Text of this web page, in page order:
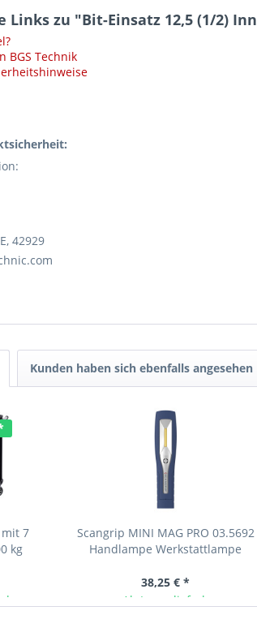
zu "Bit-Einsatz 12,5 (1/2)
BGS Technik
42929
Kunden haben sich ebenfalls angesehen
7
kg
Scangrip MINI MAG PRO 03.5692
Handlampe Werkstattlampe
38,25 € *
Ab Lager lieferbar